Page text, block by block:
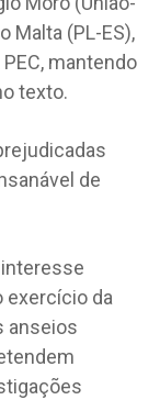
Malta (PL-ES),
mantendo
texto.
de
interesse
exercício da
anseios